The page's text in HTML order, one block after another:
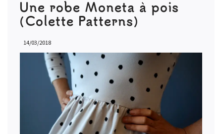
Une robe Moneta à pois
(Colette Patterns)
14/03/2018